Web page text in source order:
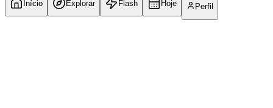
Início Explorar Flash Hoje Perfil